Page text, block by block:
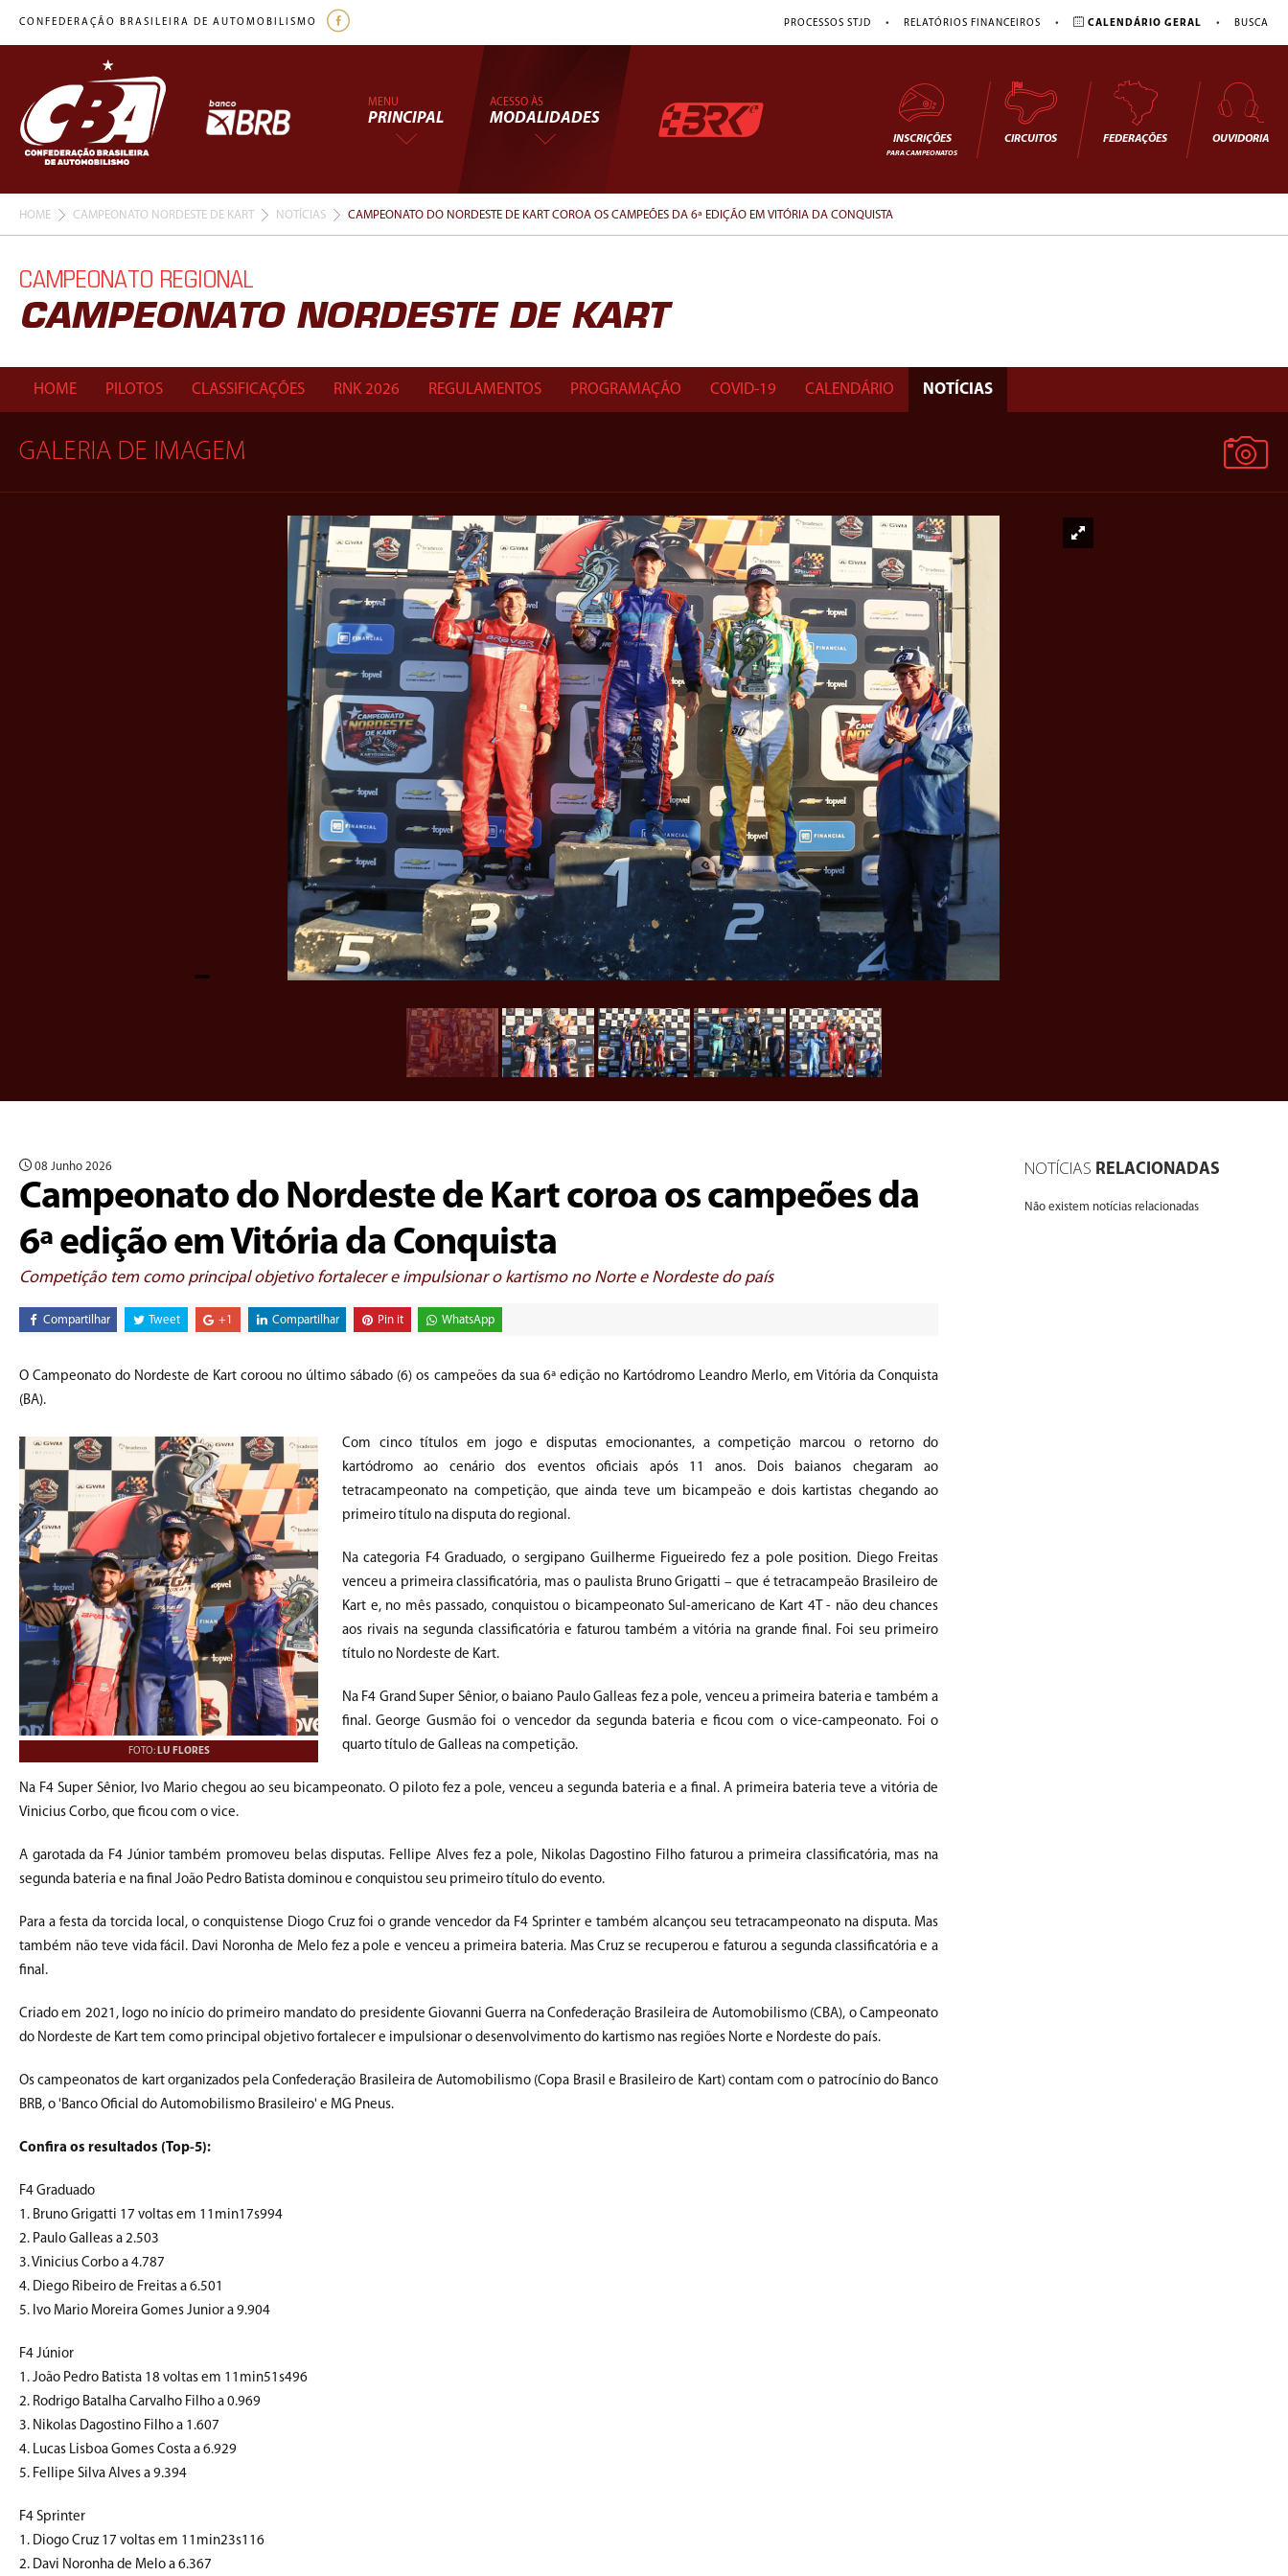
CONFEDERAÇÃO BRASILEIRA DE AUTOMOBILISMO PROCESSOS STJD • RELATÓRIOS FINANCEIROS • CALENDÁRIO GERAL • BUSCA
MENU
PRINCIPAL
ACESSO ÀS
MODALIDADES
INSCRIÇÕES
PARA CAMPEONATOS
CIRCUITOS FEDERAÇÕES OUVIDORIA
HOME CAMPEONATO NORDESTE DE KART NOTÍCIAS CAMPEONATO DO NORDESTE DE KART COROA OS CAMPEÕES DA 6ª EDIÇÃO EM VITÓRIA DA CONQUISTA
CAMPEONATO REGIONAL
CAMPEONATO NORDESTE DE KART
HOME PILOTOS CLASSIFICAÇÕES RNK 2026 REGULAMENTOS PROGRAMAÇÃO COVID-19 CALENDÁRIO NOTÍCIAS
GALERIA DE IMAGEM
08 Junho 2026
Campeonato do Nordeste de Kart coroa os campeões da
6ª edição em Vitória da Conquista
Competição tem como principal objetivo fortalecer e impulsionar o kartismo no Norte e Nordeste do país
Compartilhar Tweet +1 Compartilhar Pin it WhatsApp
O Campeonato do Nordeste de Kart coroou no último sábado (6) os campeões da sua 6ª edição no Kartódromo Leandro Merlo, em Vitória da Conquista
(BA).
FOTO: LU FLORES
Com cinco títulos em jogo e disputas emocionantes, a competição marcou o retorno do
kartódromo ao cenário dos eventos oficiais após 11 anos. Dois baianos chegaram ao
tetracampeonato na competição, que ainda teve um bicampeão e dois kartistas chegando ao
primeiro título na disputa do regional.
Na categoria F4 Graduado, o sergipano Guilherme Figueiredo fez a pole position. Diego Freitas
venceu a primeira classificatória, mas o paulista Bruno Grigatti – que é tetracampeão Brasileiro de
Kart e, no mês passado, conquistou o bicampeonato Sul-americano de Kart 4T - não deu chances
aos rivais na segunda classificatória e faturou também a vitória na grande final. Foi seu primeiro
título no Nordeste de Kart.
Na F4 Grand Super Sênior, o baiano Paulo Galleas fez a pole, venceu a primeira bateria e também a
final. George Gusmão foi o vencedor da segunda bateria e ficou com o vice-campeonato. Foi o
quarto título de Galleas na competição.
Na F4 Super Sênior, Ivo Mario chegou ao seu bicampeonato. O piloto fez a pole, venceu a segunda bateria e a final. A primeira bateria teve a vitória de
Vinicius Corbo, que ficou com o vice.
A garotada da F4 Júnior também promoveu belas disputas. Fellipe Alves fez a pole, Nikolas Dagostino Filho faturou a primeira classificatória, mas na
segunda bateria e na final João Pedro Batista dominou e conquistou seu primeiro título do evento.
Para a festa da torcida local, o conquistense Diogo Cruz foi o grande vencedor da F4 Sprinter e também alcançou seu tetracampeonato na disputa. Mas
também não teve vida fácil. Davi Noronha de Melo fez a pole e venceu a primeira bateria. Mas Cruz se recuperou e faturou a segunda classificatória e a
final.
Criado em 2021, logo no início do primeiro mandato do presidente Giovanni Guerra na Confederação Brasileira de Automobilismo (CBA), o Campeonato
do Nordeste de Kart tem como principal objetivo fortalecer e impulsionar o desenvolvimento do kartismo nas regiões Norte e Nordeste do país.
Os campeonatos de kart organizados pela Confederação Brasileira de Automobilismo (Copa Brasil e Brasileiro de Kart) contam com o patrocínio do Banco
BRB, o 'Banco Oficial do Automobilismo Brasileiro' e MG Pneus.
Confira os resultados (Top-5):
F4 Graduado
1. Bruno Grigatti 17 voltas em 11min17s994
2. Paulo Galleas a 2.503
3. Vinicius Corbo a 4.787
4. Diego Ribeiro de Freitas a 6.501
5. Ivo Mario Moreira Gomes Junior a 9.904
F4 Júnior
1. João Pedro Batista 18 voltas em 11min51s496
2. Rodrigo Batalha Carvalho Filho a 0.969
3. Nikolas Dagostino Filho a 1.607
4. Lucas Lisboa Gomes Costa a 6.929
5. Fellipe Silva Alves a 9.394
F4 Sprinter
1. Diogo Cruz 17 voltas em 11min23s116
2. Davi Noronha de Melo a 6.367
NOTÍCIAS RELACIONADAS
Não existem notícias relacionadas